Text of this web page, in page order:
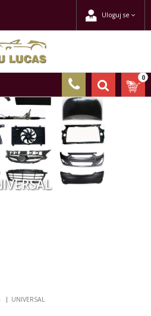
Uloguj se
0
UNIVERSAL